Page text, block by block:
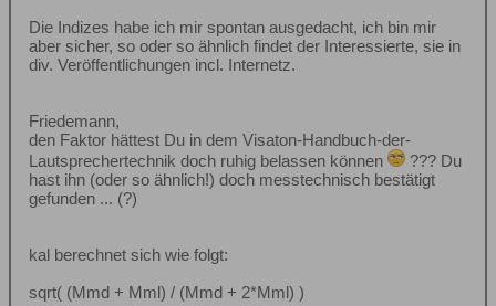
Die Indizes habe ich mir spontan ausgedacht, ich bin mir
aber sicher, so oder so ähnlich findet der Interessierte, sie in
div. Veröffentlichungen incl. Internetz.
Friedemann,
den Faktor hättest Du in dem Visaton-Handbuch-der-
Lautsprechertechnik doch ruhig belassen können
??? Du
hast ihn (oder so ähnlich!) doch messtechnisch bestätigt
gefunden ... (?)
kal berechnet sich wie folgt:
sqrt( (Mmd + Mml) / (Mmd + 2*Mml) )